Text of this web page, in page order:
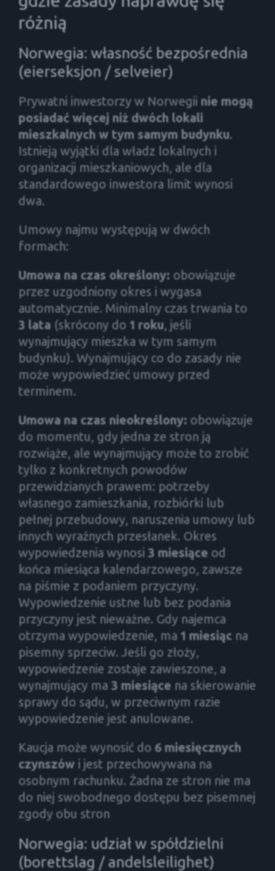
różnią
Norwegia: własność bezpośrednia
(eierseksjon / selveier)
Prywatni inwestorzy w Norwegii nie mogą
posiadać więcej niż dwóch lokali
mieszkalnych w tym samym budynku.
Istnieją wyjątki dla władz lokalnych i
organizacji mieszkaniowych, ale dla
standardowego inwestora limit wynosi
dwa.
Umowy najmu występują w dwóch
formach:
Umowa na czas określony: obowiązuje
przez uzgodniony okres i wygasa
automatycznie. Minimalny czas trwania to
3 lata (skrócony do 1 roku, jeśli
wynajmujący mieszka w tym samym
budynku). Wynajmujący co do zasady nie
może wypowiedzieć umowy przed
terminem.
Umowa na czas nieokreślony: obowiązuje
do momentu, gdy jedna ze stron ją
rozwiąże, ale wynajmujący może to zrobić
tylko z konkretnych powodów
przewidzianych prawem: potrzeby
własnego zamieszkania, rozbiórki lub
pełnej przebudowy, naruszenia umowy lub
innych wyraźnych przesłanek. Okres
wypowiedzenia wynosi 3 miesiące od
końca miesiąca kalendarzowego, zawsze
na piśmie z podaniem przyczyny.
Wypowiedzenie ustne lub bez podania
przyczyny jest nieważne. Gdy najemca
otrzyma wypowiedzenie, ma 1 miesiąc na
pisemny sprzeciw. Jeśli go złoży,
wypowiedzenie zostaje zawieszone, a
wynajmujący ma 3 miesiące na skierowanie
sprawy do sądu, w przeciwnym razie
wypowiedzenie jest anulowane.
Kaucja może wynosić do 6 miesięcznych
czynszów i jest przechowywana na
osobnym rachunku. Żadna ze stron nie ma
do niej swobodnego dostępu bez pisemnej
zgody obu stron
Norwegia: udział w spółdzielni
(borettslag / andelsleilighet)